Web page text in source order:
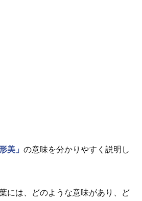
美」 の意味を分かりやすく説明し
には、どのような意味があり、ど